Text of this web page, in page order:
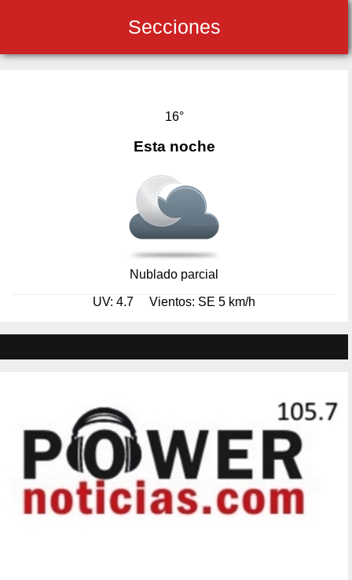
Secciones
16°
Esta noche
Nublado parcial
UV: 4.7 Vientos: SE 5 km/h